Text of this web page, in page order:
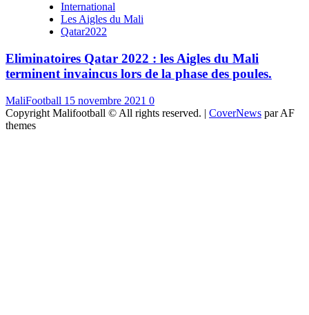
International
Les Aigles du Mali
Qatar2022
Eliminatoires Qatar 2022 : les Aigles du Mali
terminent invaincus lors de la phase des poules.
MaliFootball 15 novembre 2021 0
Copyright Malifootball © All rights reserved. | CoverNews par AF
themes